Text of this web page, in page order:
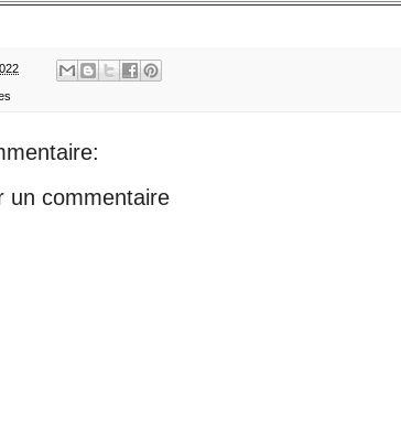
un commentaire